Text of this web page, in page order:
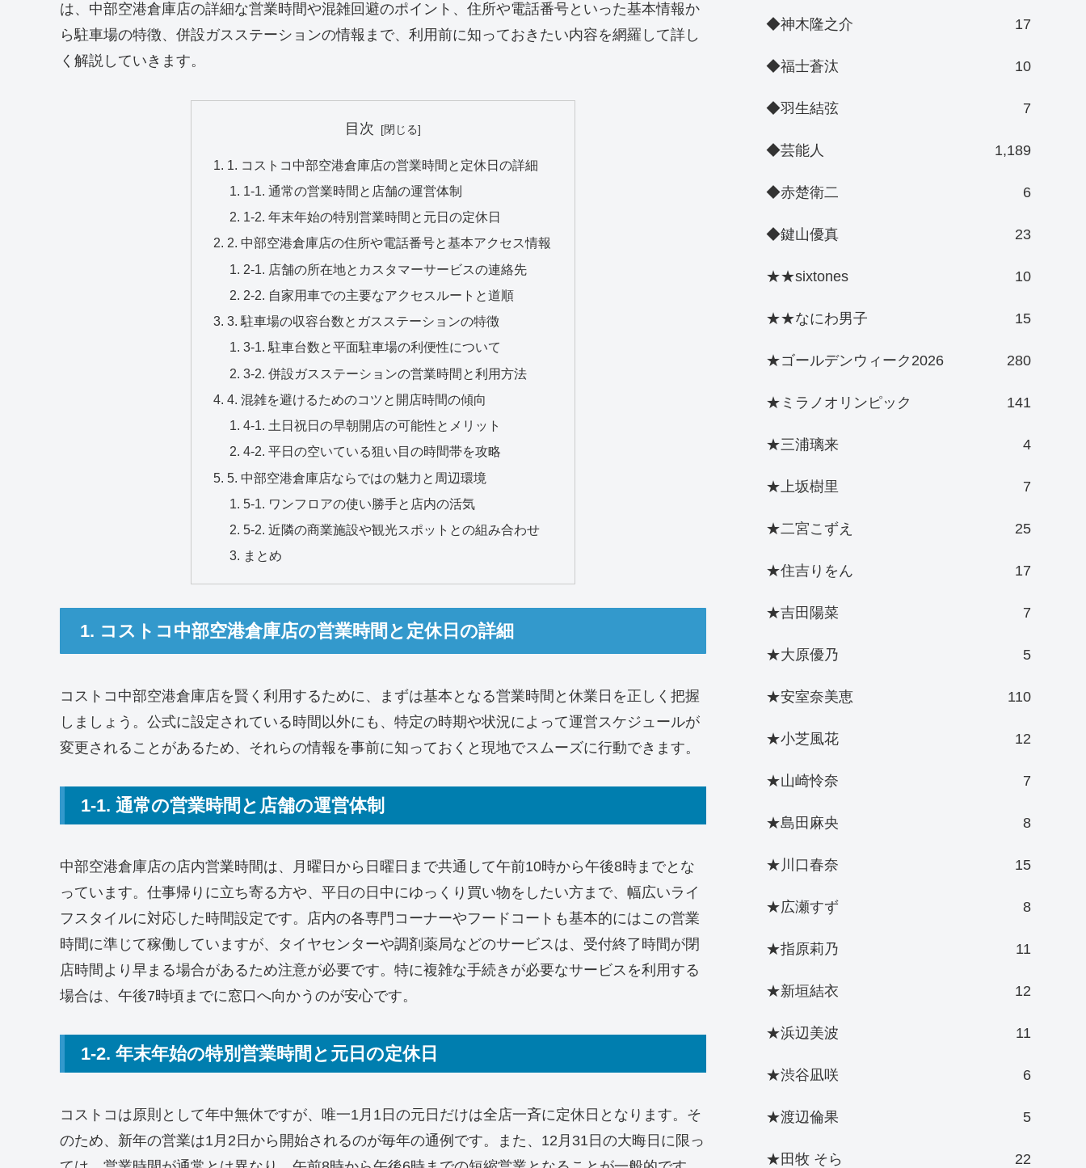
は、中部空港倉庫店の詳細な営業時間や混雑回避のポイント、住所や電話番号といった基本情報か
ら駐車場の特徴、併設ガスステーションの情報まで、利用前に知っておきたい内容を網羅して詳し
く解説していきます。
目次
1. コストコ中部空港倉庫店の営業時間と定休日の詳細
1-1. 通常の営業時間と店舗の運営体制
1-2. 年末年始の特別営業時間と元日の定休日
2. 中部空港倉庫店の住所や電話番号と基本アクセス情報
2-1. 店舗の所在地とカスタマーサービスの連絡先
2-2. 自家用車での主要なアクセスルートと道順
3. 駐車場の収容台数とガスステーションの特徴
3-1. 駐車台数と平面駐車場の利便性について
3-2. 併設ガスステーションの営業時間と利用方法
4. 混雑を避けるためのコツと開店時間の傾向
4-1. 土日祝日の早朝開店の可能性とメリット
4-2. 平日の空いている狙い目の時間帯を攻略
5. 中部空港倉庫店ならではの魅力と周辺環境
5-1. ワンフロアの使い勝手と店内の活気
5-2. 近隣の商業施設や観光スポットとの組み合わせ
まとめ
1. コストコ中部空港倉庫店の営業時間と定休日の詳細
コストコ中部空港倉庫店を賢く利用するために、まずは基本となる営業時間と休業日を正しく把握
しましょう。公式に設定されている時間以外にも、特定の時期や状況によって運営スケジュールが
変更されることがあるため、それらの情報を事前に知っておくと現地でスムーズに行動できます。
1-1. 通常の営業時間と店舗の運営体制
中部空港倉庫店の店内営業時間は、月曜日から日曜日まで共通して午前10時から午後8時までとな
っています。仕事帰りに立ち寄る方や、平日の日中にゆっくり買い物をしたい方まで、幅広いライ
フスタイルに対応した時間設定です。店内の各専門コーナーやフードコートも基本的にはこの営業
時間に準じて稼働していますが、タイヤセンターや調剤薬局などのサービスは、受付終了時間が閉
店時間より早まる場合があるため注意が必要です。特に複雑な手続きが必要なサービスを利用する
場合は、午後7時頃までに窓口へ向かうのが安心です。
1-2. 年末年始の特別営業時間と元日の定休日
コストコは原則として年中無休ですが、唯一1月1日の元日だけは全店一斉に定休日となります。そ
のため、新年の営業は1月2日から開始されるのが毎年の通例です。また、12月31日の大晦日に限っ
◆神木隆之介 17
◆福士蒼汰 10
◆羽生結弦 7
◆芸能人 1,189
◆赤楚衛二 6
◆鍵山優真 23
★★sixtones 10
★★なにわ男子 15
★ゴールデンウィーク2026 280
★ミラノオリンピック 141
★三浦璃来 4
★上坂樹里 7
★二宮こずえ 25
★住吉りをん 17
★吉田陽菜 7
★大原優乃 5
★安室奈美恵 110
★小芝風花 12
★山崎怜奈 7
★島田麻央 8
★川口春奈 15
★広瀬すず 8
★指原莉乃 11
★新垣結衣 12
★浜辺美波 11
★渋谷凪咲 6
★渡辺倫果 5
★田牧 そら 22